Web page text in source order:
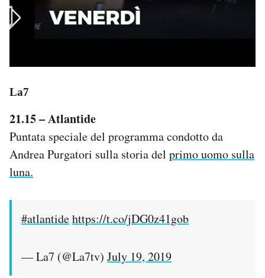
La7
21.15 – Atlantide
Puntata speciale del programma condotto da
Andrea Purgatori sulla storia del primo uomo sulla
luna.
#atlantidehttps://t.co/jDG0z41gob
— La7 (@La7tv) July 19, 2019